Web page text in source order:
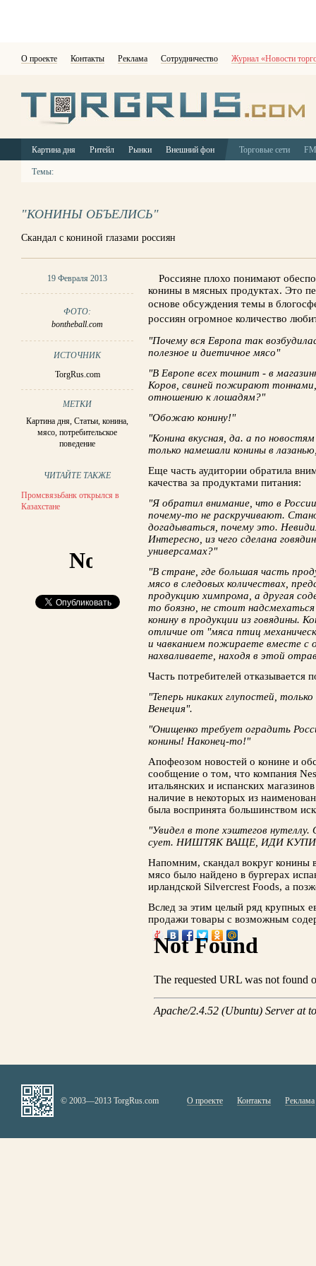
О проекте Контакты Реклама Сотрудничество Журнал «Новости
Картина дня Ритейл Рынки Внешний фон Торговые сети
Темы:
"КОНИНЫ ОБЪЕЛИСЬ"
Скандал с кониной глазами россиян
19 Февраля 2013
ФОТО:
bontheball.com
ИСТОЧНИК
TorgRus.com
МЕТКИ
Картина дня,Статьи,конина,
мясо,потребительское
поведение
ЧИТАЙТЕ ТАКЖЕ
Промсвязьбанк открылся в
Казахстане
Россияне плохо понимают
конины в мясных продуктах. Это
основе обсуждения темы в
россиян огромное количество
"Почему вся Европа так
полезное и диетичное мясо"
"В Европе всех тошнит - в
Коров, свиней пожирают
отношению к лошадям?"
"Обожаю конину!"
"Конина вкусная, да. а по
только намешали конины в
Еще часть аудитории обратила
качества за продуктами питания:
"Я обратил внимание, что в
почему-то не раскручивают.
догадываться, почему это.
Интересно, из чего сделана
универсамах?"
"В стране, где большая часть
мясо в следовых количествах,
продукцию химпрома, а другая
то боязно, не стоит
конину в продукции из говядины.
отличие от "мяса птиц
и чавканием пожираете вместе с
нахваливаете, находя в этой
Часть потребителей отказывается
"Теперь никаких глупостей,
Венеция".
"Онищенко требует оградить
конины! Наконец-то!"
Апофеозом новостей о конине и
сообщение о том, что компания
итальянских и испанских
наличие в некоторых из
была воспринята большинством
"Увидел в топе хэштегов нутеллу.
сует. НИШТЯК ВАЩЕ, ИДИ
Напомним, скандал вокруг конины
мясо было найдено в бургерах
ирландской Silvercrest Foods, а
Вслед за этим целый ряд крупных
продажи товары с возможным
© 2003—2013 TorgRus.com О проекте Контакты Реклама